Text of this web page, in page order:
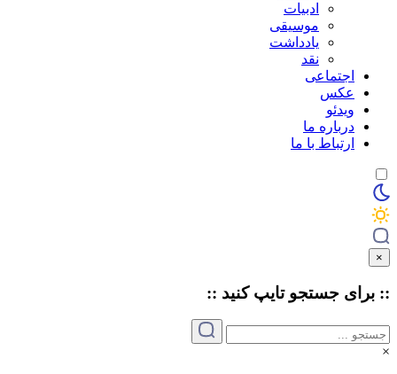
ادبیات
موسیقی
یادداشت
نقد
اجتماعی
عکس
ویدئو
درباره ما
ارتباط با ما
×
:: برای جستجو تایپکنید ::
×